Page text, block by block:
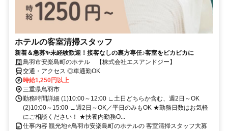
ホテルの客室清掃スタッフ
新着＆急募✨未経験歓迎！接客なしの裏方専任♪客室をピカピカに
鳥羽市安楽島町のホテル 【株式会社エスアンドジー】
交通・アクセス ◎車通勤OK
時給1,250円以上
三重県鳥羽市
勤務時間詳細 (1)10:00～12:00 ∟土日どちらか含む、週2日～OK
(2)10:00～15:00 ∟週2日～OK／平日のみもOK ★勤務日数はお気軽
にご相談ください！ ★扶養内勤務O...
仕事内容 観光地⭐鳥羽市安楽島町のホテルの 客室清掃スタッフ大募